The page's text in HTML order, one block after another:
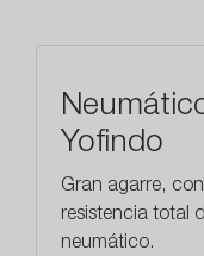
Yofindo
Gran agarre,
resistencia total
neumático.